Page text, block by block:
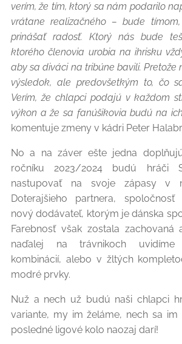
verím, že tím, ktorý sa nám podarilo
vrátane realizačného – bude
prinášať radosť. Ktorý nás bude
ktorého členovia urobia na ihrisku
aby sa diváci na tribúne bavili. Pretože
výsledok, ale predovšetkým to, čo
Verím, že chlapci podajú v každom
výkon a že sa fanúšikovia budú na
komentuje zmeny v kádri Peter
No a na záver ešte jedna
ročníku 2023/2024 budú hráči
nastupovať na svoje zápasy v
Doterajšieho partnera, spoločnosť
nový dodávateľ, ktorým je dánska
Farebnosť však zostala zachovaná
naďalej na trávnikoch
kombinácií, alebo v žltých
modré prvky.
Nuž a nech už budú naši chlapci
variante, my im želáme, nech sa
posledné ligové kolo naozaj darí!